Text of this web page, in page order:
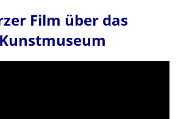
Film über das
Kunstmuseum